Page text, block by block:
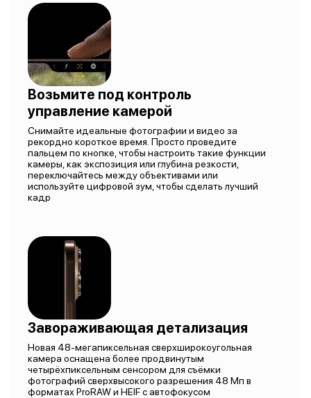
Возьмите под контроль
управление камерой
Снимайте идеальные фотографии и видео за
рекордно короткое время. Просто проведите
пальцем по кнопке, чтобы настроить такие функции
камеры, как экспозиция или глубина резкости,
переключайтесь между объективами или
используйте цифровой зум, чтобы сделать лучший
кадр
Завораживающая детализация
Новая 48-мегапиксельная сверхширокоугольная
камера оснащена более продвинутым
четырёхпиксельным сенсором для съёмки
фотографий сверхвысокого разрешения 48 Мп в
форматах ProRAW и HEIF с автофокусом